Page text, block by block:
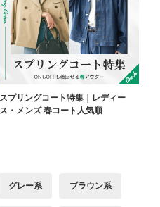
スプリングコート特集｜レディー
ス・メンズ 春コート人気順
グレー系 ブラウン系